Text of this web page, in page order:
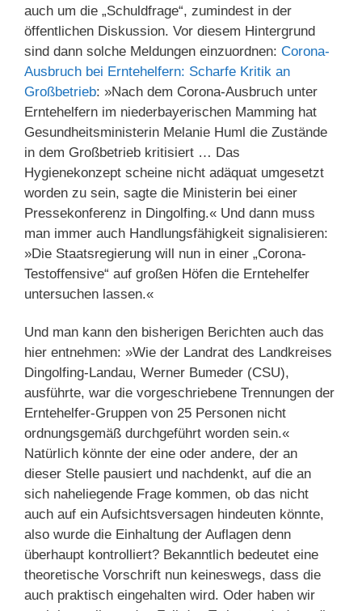
auch um die „Schuldfrage“, zumindest in der
öffentlichen Diskussion. Vor diesem Hintergrund
sind dann solche Meldungen einzuordnen: Corona-
Ausbruch bei Erntehelfern: Scharfe Kritik an
Großbetrieb: »Nach dem Corona-Ausbruch unter
Erntehelfern im niederbayerischen Mamming hat
Gesundheitsministerin Melanie Huml die Zustände
in dem Großbetrieb kritisiert … Das
Hygienekonzept scheine nicht adäquat umgesetzt
worden zu sein, sagte die Ministerin bei einer
Pressekonferenz in Dingolfing.« Und dann muss
man immer auch Handlungsfähigkeit signalisieren:
»Die Staatsregierung will nun in einer „Corona-
Testoffensive“ auf großen Höfen die Erntehelfer
untersuchen lassen.«
Und man kann den bisherigen Berichten auch das
hier entnehmen: »Wie der Landrat des Landkreises
Dingolfing-Landau, Werner Bumeder (CSU),
ausführte, war die vorgeschriebene Trennungen der
Erntehelfer-Gruppen von 25 Personen nicht
ordnungsgemäß durchgeführt worden sein.«
Natürlich könnte der eine oder andere, der an
dieser Stelle pausiert und nachdenkt, auf die an
sich naheliegende Frage kommen, ob das nicht
auch auf ein Aufsichtsversagen hindeuten könnte,
also wurde die Einhaltung der Auflagen denn
überhaupt kontrolliert? Bekanntlich bedeutet eine
theoretische Vorschrift nun keineswegs, dass die
auch praktisch eingehalten wird. Oder haben wir